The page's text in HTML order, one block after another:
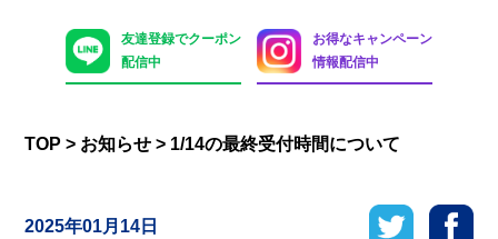
友達登録でクーポン
配信中
お得なキャンペーン
情報配信中
TOP > お知らせ > 1/14の最終受付時間について
2025年01月14日